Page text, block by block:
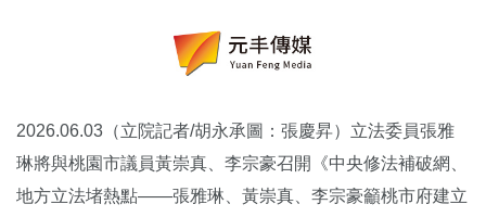
2026.06.03（立院記者/胡永承圖：張慶昇）立法委員張雅
琳將與桃園市議員黃崇真、李宗豪召開《中央修法補破網、
地方立法堵熱點——張雅琳、黃崇真、李宗豪籲桃市府建立